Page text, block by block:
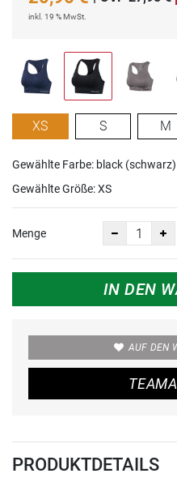
inkl. 19 % MwSt.
XS S M
Gewählte Farbe: black (schwarz)
Gewählte Größe:XS
Menge
IN DEN
AUF DEN
PRODUKTDETAILS